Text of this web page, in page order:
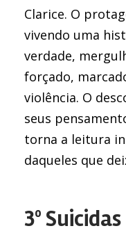
Clarice. O
vivendo uma
verdade,
forçado,
violência. O
seus
torna a leitura
daqueles que
3º Suicidas